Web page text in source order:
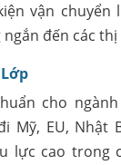
vận chuyển
đến các thị
cho
Mỹ, EU, Nhật
lực cao trong